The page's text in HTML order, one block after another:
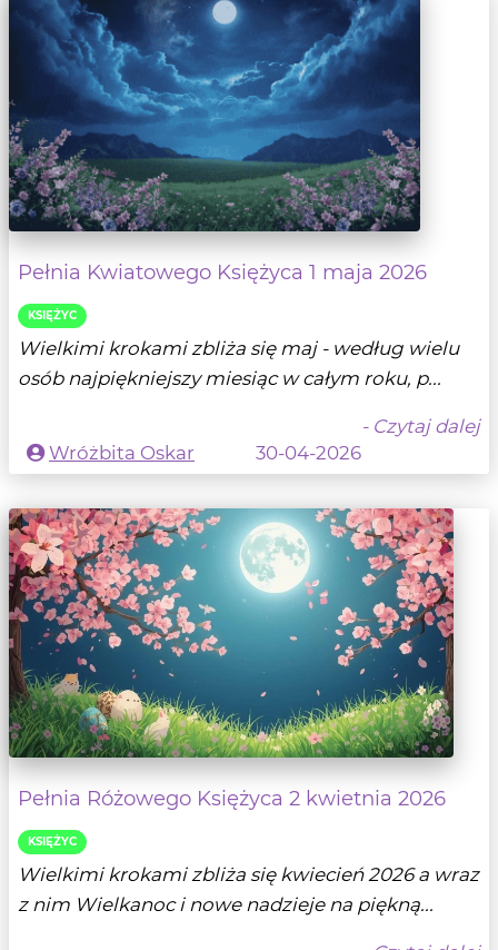
Pełnia Kwiatowego Księżyca 1 maja 2026
KSIĘŻYC
Wielkimi krokami zbliża się maj - według wielu
osób najpiękniejszy miesiąc w całym roku, p...
- Czytaj dalej
Wróżbita Oskar
30-04-2026
Pełnia Różowego Księżyca 2 kwietnia 2026
KSIĘŻYC
Wielkimi krokami zbliża się kwiecień 2026 a wraz
z nim Wielkanoc i nowe nadzieje na piękną...